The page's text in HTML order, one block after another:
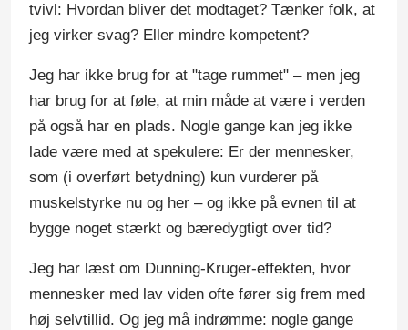
tvivl: Hvordan bliver det modtaget? Tænker folk, at
jeg virker svag? Eller mindre kompetent?
Jeg har ikke brug for at "tage rummet" – men jeg
har brug for at føle, at min måde at være i verden
på også har en plads. Nogle gange kan jeg ikke
lade være med at spekulere: Er der mennesker,
som (i overført betydning) kun vurderer på
muskelstyrke nu og her – og ikke på evnen til at
bygge noget stærkt og bæredygtigt over tid?
Jeg har læst om Dunning-Kruger-effekten, hvor
mennesker med lav viden ofte fører sig frem med
høj selvtillid. Og jeg må indrømme: nogle gange